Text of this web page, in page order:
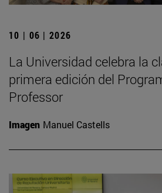
10 | 06 | 2026
La Universidad celebra la
primera edición del
Professor
Imagen Manuel Castells